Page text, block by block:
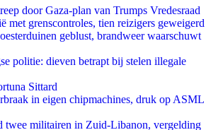
door Gaza-plan van Trumps Vredesraad
met grenscontroles, tien reizigers geweigerd
geblust, brandweer waarschuwt
politie: dieven betrapt bij stelen illegale
Sittard
in eigen chipmachines, druk op ASML
twee militairen in Zuid-Libanon, vergelding